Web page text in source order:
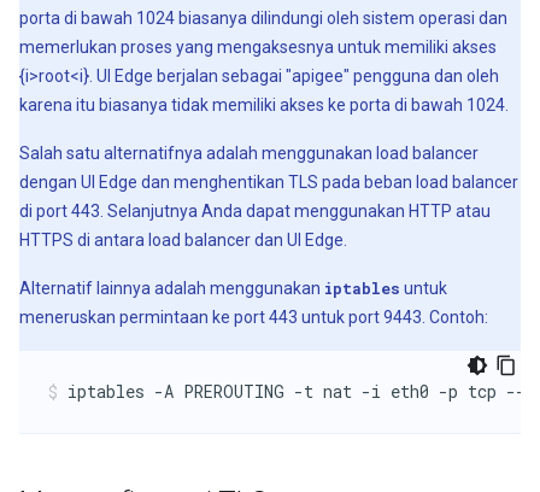
porta di bawah 1024 biasanya dilindungi oleh sistem operasi dan
memerlukan proses yang mengaksesnya untuk memiliki akses
{i>root<i}. UI Edge berjalan sebagai "apigee" pengguna dan oleh
karena itu biasanya tidak memiliki akses ke porta di bawah 1024.
Salah satu alternatifnya adalah menggunakan load balancer
dengan UI Edge dan menghentikan TLS pada beban load balancer
di port 443. Selanjutnya Anda dapat menggunakan HTTP atau
HTTPS di antara load balancer dan UI Edge.
Alternatif lainnya adalah menggunakan iptables untuk
meneruskan permintaan ke port 443 untuk port 9443. Contoh:
iptables -A PREROUTING -t nat -i eth0 -p tcp --